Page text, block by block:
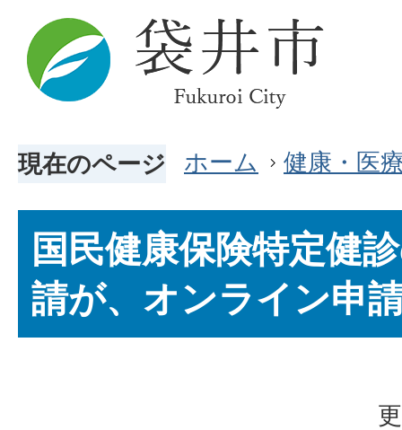
現在のページ ホーム 健康・医
国民健康保険特定健
請が、オンライン申